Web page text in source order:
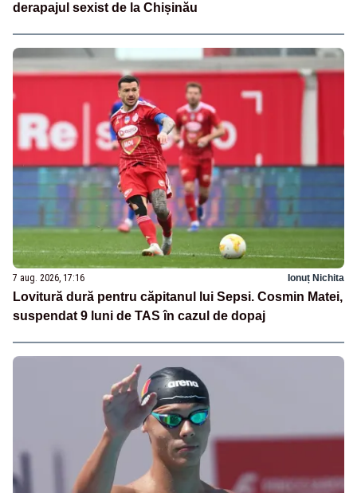
derapajul sexist de la Chișinău
7 aug. 2026, 17:16 Ionuț Nichita
Lovitură dură pentru căpitanul lui Sepsi. Cosmin Matei,
suspendat 9 luni de TAS în cazul de dopaj